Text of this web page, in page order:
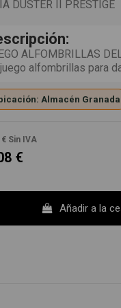
DUSTER II PRESTIGE
ALFOMBRILLAS
alfombrillas para
Almacén Granada
€ Sin IVA
€
Añadir a la